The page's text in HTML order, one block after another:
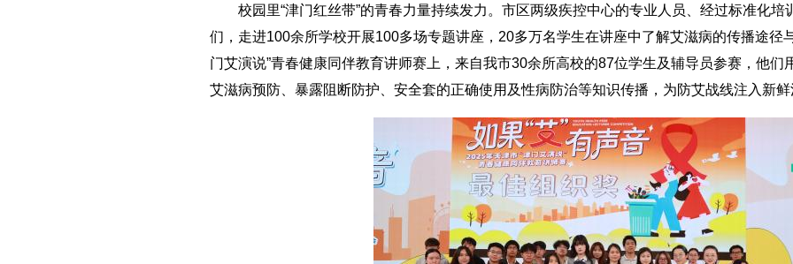
校园里“津门红丝带”的青春力量持续发力。市区两级疾控中心的专业人员、经过标准化培
们，走进100余所学校开展100多场专题讲座，20多万名学生在讲座中了解艾滋病的传播途径
门艾演说”青春健康同伴教育讲师赛上，来自我市30余所高校的87位学生及辅导员参赛，他们
艾滋病预防、暴露阻断防护、安全套的正确使用及性病防治等知识传播，为防艾战线注入新